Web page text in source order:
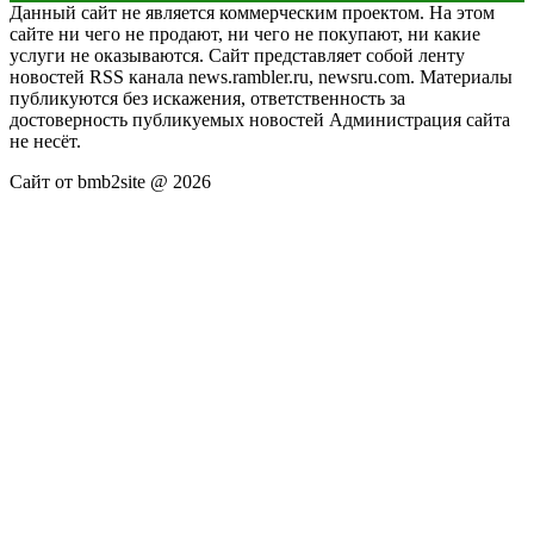
Данный сайт не является коммерческим проектом. На этом
сайте ни чего не продают, ни чего не покупают, ни какие
услуги не оказываются. Сайт представляет собой ленту
новостей RSS канала news.rambler.ru, newsru.com. Материалы
публикуются без искажения, ответственность за
достоверность публикуемых новостей Администрация сайта
не несёт.
Сайт от bmb2site @ 2026